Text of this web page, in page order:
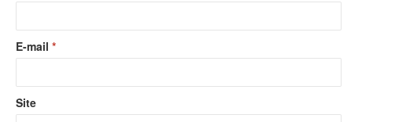
E-mail *
Site